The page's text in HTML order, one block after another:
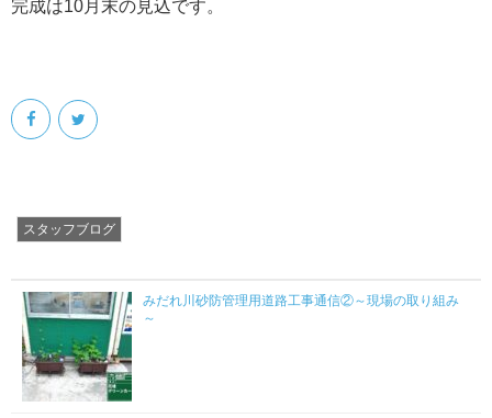
完成は10月末の見込です。
スタッフブログ
みだれ川砂防管理用道路工事通信②～現場の取り組み
～